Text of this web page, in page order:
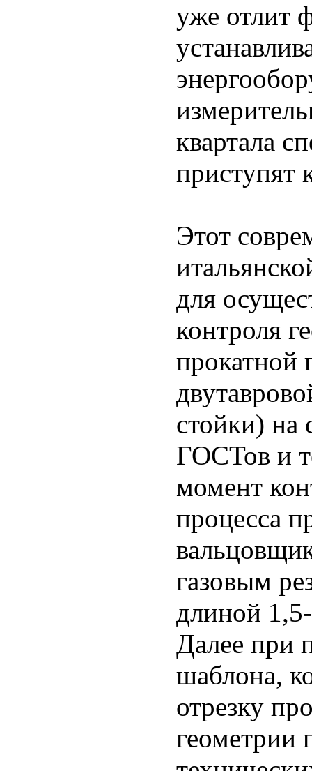
уже отлит
квартала
приступят
Этот
для
контроля
прокатной
стойки) на
ГОСТов и
момент
процесса
газовым
длиной
Далее при
шаблона,
отрезку
геометрии